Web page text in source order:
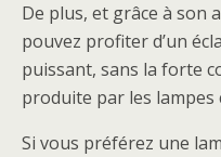
De plus, et grâce à son
pouvez profiter d’un
puissant, sans la forte
produite par les lampes
Si vous préférez une